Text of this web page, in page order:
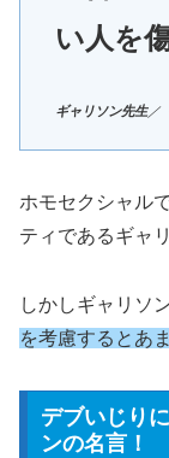
い人を
ギャリソン先生／
ホモセクシャル
ティであるギャ
しかしギャリソ
を考慮するとあ
デブいじり
ンの名言！